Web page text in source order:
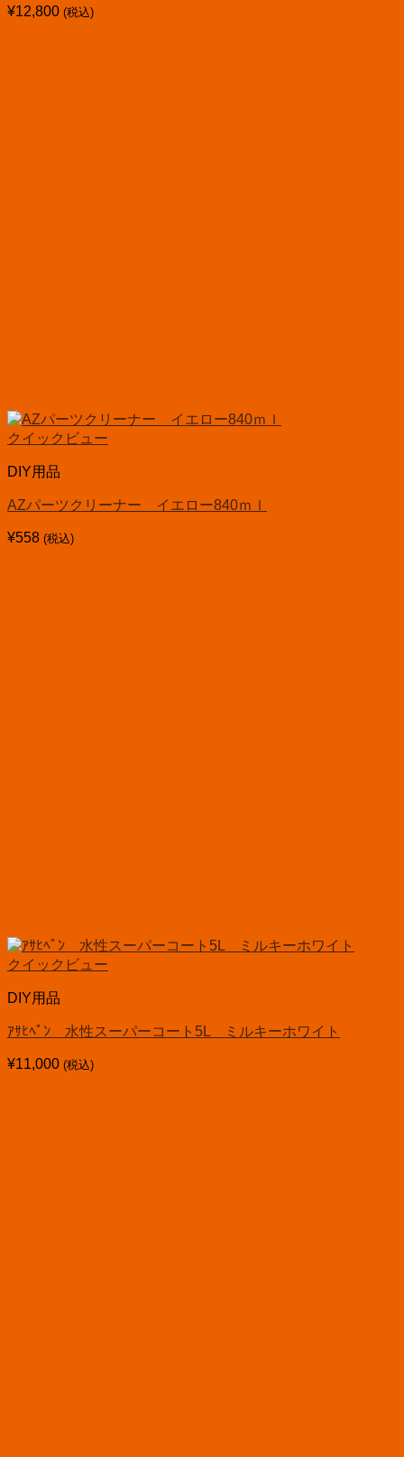
¥12,800 (税込)
クイックビュー
DIY用品
AZパーツクリーナー イエロー840ｍｌ
¥558 (税込)
クイックビュー
DIY用品
ｱｻﾋﾍﾟﾝ 水性スーパーコート5L ミルキーホワイト
¥11,000 (税込)